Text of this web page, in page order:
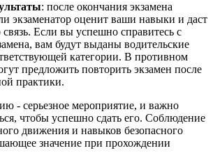
: после окончания экзамена
экзаменатор оценит ваши навыки и даст
Если вы успешно справитесь с
вам будут выданы водительские
категории. В противном
предложить повторить экзамен после
практики.
- серьезное мероприятие, и важно
чтобы успешно сдать его. Соблюдение
движения и навыков безопасного
значение при прохождении